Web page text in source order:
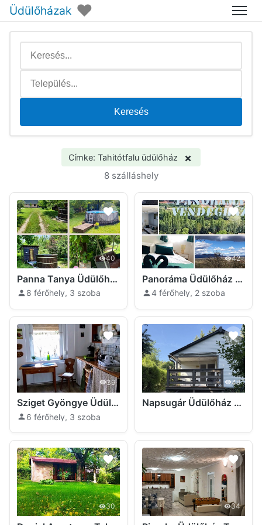
Üdülőházak ♥ Menü
Keresés
Címke: Tahitótfalu üdülőház ×
8 szálláshely
40
Panna Tanya Üdülőház Tahitótfalu
8 férőhely, 3 szoba
42
Panoráma Üdülőház Tahitótfalu
4 férőhely, 2 szoba
39
Sziget Gyöngye Üdülőház Tahitótfalu
6 férőhely, 3 szoba
49
Napsugár Üdülőház Tahitótfalu
30 34